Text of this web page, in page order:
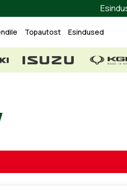
Topautost Esindused